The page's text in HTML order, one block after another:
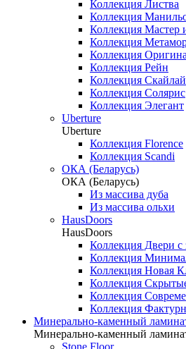
Коллекция Листва
Коллекция
Коллекция Мастер
Коллекция
Коллекция
Коллекция Рейн
Коллекция
Коллекция Солярис
Коллекция Элегант
Uberture
Uberture
Коллекция Florence
Коллекция Scandi
ОКА (Беларусь)
ОКА (Беларусь)
Из массива дуба
Из массива ольхи
HausDoors
HausDoors
Коллекция Двери с
Коллекция
Коллекция Новая
Коллекция
Коллекция
Коллекция
Минерально-каменный
Минерально-каменный
Stone Floor